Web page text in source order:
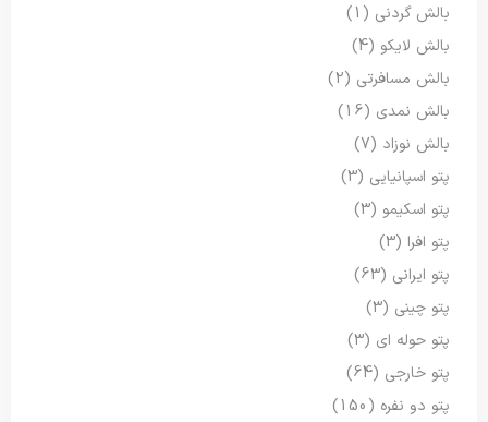
بالش گردنی (1)
بالش لایکو (4)
بالش مسافرتی (2)
بالش نمدی (16)
بالش نوزاد (7)
پتو اسپانیایی (3)
پتو اسکیمو (3)
پتو افرا (3)
پتو ایرانی (63)
پتو چینی (3)
پتو حوله ای (3)
پتو خارجی (64)
پتو دو نفره (150)